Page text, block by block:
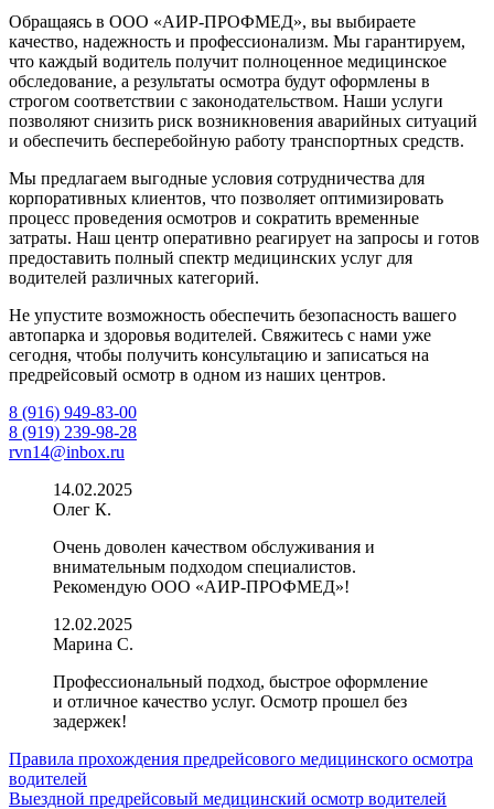
Обращаясь в ООО «АИР-ПРОФМЕД», вы выбираете
качество, надежность и профессионализм. Мы гарантируем,
что каждый водитель получит полноценное медицинское
обследование, а результаты осмотра будут оформлены в
строгом соответствии с законодательством. Наши услуги
позволяют снизить риск возникновения аварийных ситуаций
и обеспечить бесперебойную работу транспортных средств.
Мы предлагаем выгодные условия сотрудничества для
корпоративных клиентов, что позволяет оптимизировать
процесс проведения осмотров и сократить временные
затраты. Наш центр оперативно реагирует на запросы и готов
предоставить полный спектр медицинских услуг для
водителей различных категорий.
Не упустите возможность обеспечить безопасность вашего
автопарка и здоровья водителей. Свяжитесь с нами уже
сегодня, чтобы получить консультацию и записаться на
предрейсовый осмотр в одном из наших центров.
8 (916) 949-83-00
8 (919) 239-98-28
rvn14@inbox.ru
14.02.2025
Олег К.
Очень доволен качеством обслуживания и
внимательным подходом специалистов.
Рекомендую ООО «АИР-ПРОФМЕД»!
12.02.2025
Марина С.
Профессиональный подход, быстрое оформление
и отличное качество услуг. Осмотр прошел без
задержек!
Навигация
по
Правила прохождения предрейсового медицинского осмотра
водителей
Выездной предрейсовый медицинский осмотр водителей